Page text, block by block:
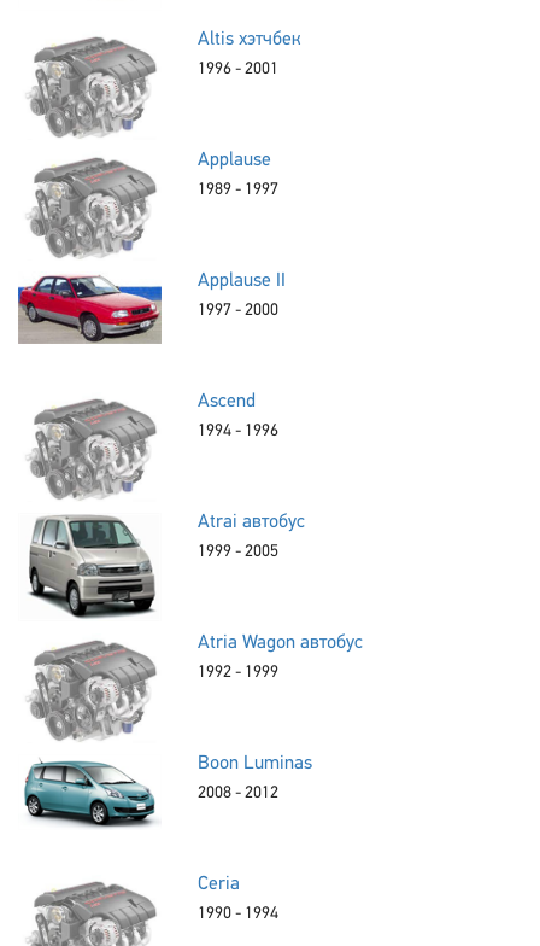
Altis хэтчбек
1996 - 2001
Applause
1989 - 1997
Applause II
1997 - 2000
Ascend
1994 - 1996
Atrai автобус
1999 - 2005
Atria Wagon автобус
1992 - 1999
Boon Luminas
2008 - 2012
Ceria
1990 - 1994